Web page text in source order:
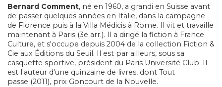
Bernard Comment, né en 1960, a grandi en Suisse avant
de passer quelques années en Italie, dans la campagne
de Florence puis à la Villa Médicis à Rome. Il vit et travaille
maintenant à Paris (3e arr.). Il a dirigé la fiction à France
Culture, et s'occupe depuis 2004 de la collection Fiction &
Cie aux Éditions du Seuil. Il est par ailleurs, sous sa
casquette sportive, président du Paris Université Club. Il
est l'auteur d'une quinzaine de livres, dont Tout
passe (2011), prix Goncourt de la Nouvelle.